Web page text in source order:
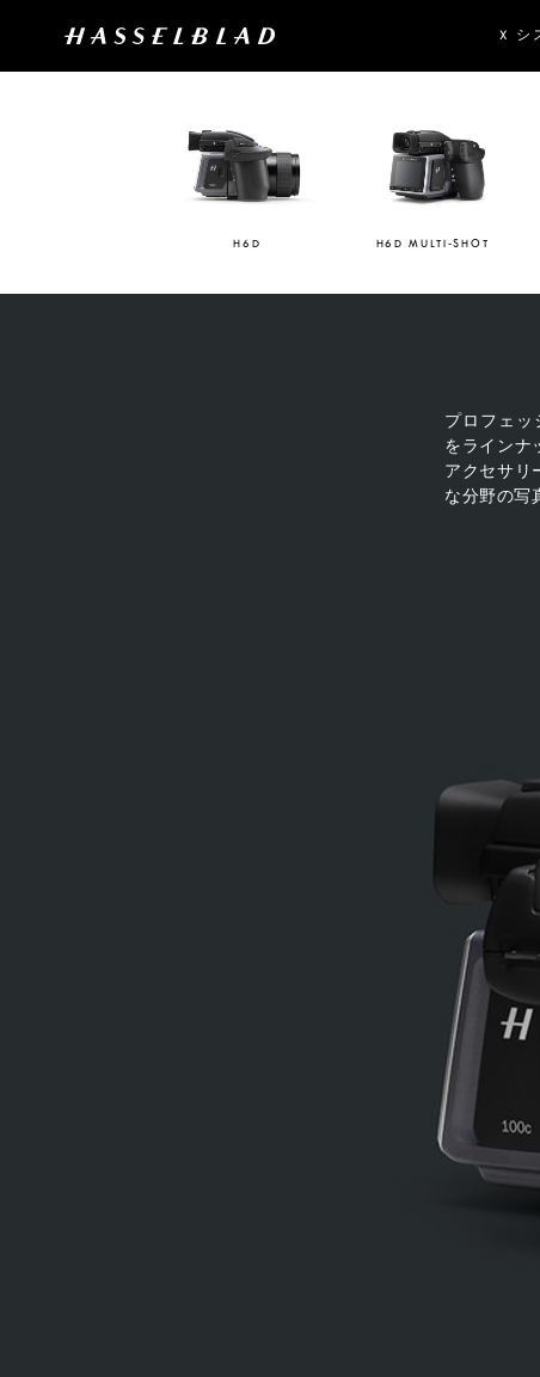
X シ
H6D H6D MULTI-SHOT
プロフェ
をラインナ
アクセサリ
な分野の写